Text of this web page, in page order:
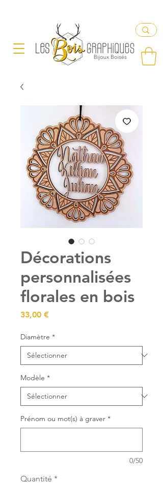
Décorations
personnalisées
florales en bois
33,00 €Prix
Diamètre *
Modèle *
Prénom ou mot(s) à graver *
0/50
Quantité *